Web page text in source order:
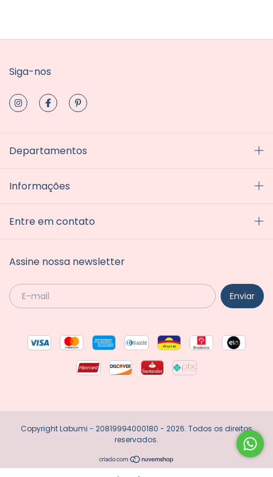
Siga-nos
Departamentos
Informações
Entre em contato
Assine nossa newsletter
Copyright Labumi - 20819994000180 - 2026. Todos os direitos
reservados.